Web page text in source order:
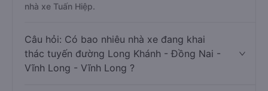
nhà xe Tuấn Hiệp.
Câu hỏi: Có bao nhiêu nhà xe đang khai
thác tuyến đường Long Khánh - Đồng Nai -
Vĩnh Long - Vĩnh Long ?